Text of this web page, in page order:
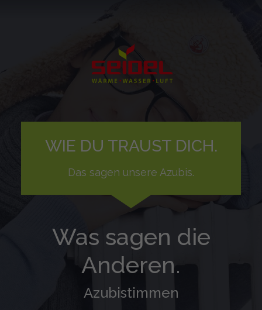
WIE DU TRAUST DICH.
Das sagen unsere Azubis.
Was sagen die
Anderen.
Azubistimmen